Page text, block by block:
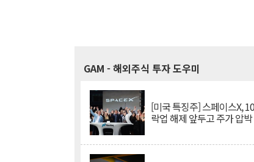
GAM - 해외주식 투자 도우미
[미국 특징주] 스페이스X,
락업 해제 앞두고 주가 압